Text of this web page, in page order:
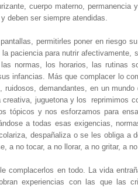
cuerpo materno,
deben ser siempre atendidas.
permitirles poner en riesgo
paciencia para nutrir afectivamente,
normas, los horarios, las rutinas
infancias.
Más que complacer lo
ruidosos, demandantes, en un
juguetona y los reprimimos
tópicos y nos esforzamos para
a todas esas exigencias,
despañaliza o se les obliga
a no tocar, a no llorar, a no gritar, a
complacerlos en todo. La vida
experiencias con las que las